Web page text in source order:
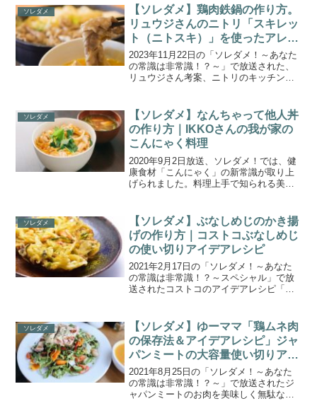
ソレダメ
【ソレダメ】鶏肉鉄鍋の作り方。
リュウジさんのニトリ「スキレッ
ト（ニトスキ）」を使ったアレン
ジレシピ。
2023年11月22日の「ソレダメ！～あなた
の常識は非常識！？～」で放送された、
リュウジさん考案、ニトリのキッチング
年生活をよりよくしてくれるアイデア商
品がいっぱい...
ソレダメ
【ソレダメ】なんちゃって他人丼
の作り方｜IKKOさんの我が家の
こんにゃく料理
2020年9月2日放送、ソレダメ！では、健
康食材「こんにゃく」の新常識が取り上
げられました。料理上手で知られる美容
は、IKKOさんのこんにゃく料理「こんに
ゃくのなんち...
ソレダメ
【ソレダメ】ぶなしめじのかき揚
げの作り方｜コストコぶなしめじ
の使い切りアイデアレシピ
2021年2月17日の「ソレダメ！～あなた
の常識は非常識！？～スペシャル」で放
送されたコストコのアイデアレシピ「ぶ
魚、お惣菜など、コストコの大容量を使
い切るアイデアレシピ...
ソレダメ
【ソレダメ】ゆーママ「鶏ムネ肉
の保存法＆アイデアレシピ」ジャ
パンミートの大容量使い切りアイ
デアレシピ
2021年8月25日の「ソレダメ！～あなた
の常識は非常識！？～」で放送されたジ
ャパンミートのお肉を美味しく無駄なく